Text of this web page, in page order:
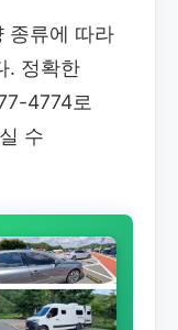
종류에 따라
. 정확한
4774로
수